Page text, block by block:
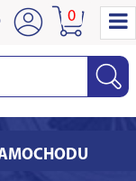
0